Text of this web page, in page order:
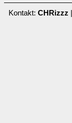
Kontakt: CHRizzz